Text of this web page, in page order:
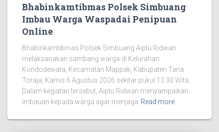
Bhabinkamtibmas Polsek Simbuang
Imbau Warga Waspadai Penipuan
Online
Bhabinkamtibmas Polsek Simbuang Aiptu Ridwan
melaksanakan sambang warga di Kelurahan
Kondodewata, Kecamatan Mappak, Kabupaten Tana
Toraja, Kamis 6 Agustus 2026 sekitar pukul 13.30 Wita.
Dalam kegiatan tersebut, Aiptu Ridwan menyampaikan
imbauan kepada warga agar menjaga Read more